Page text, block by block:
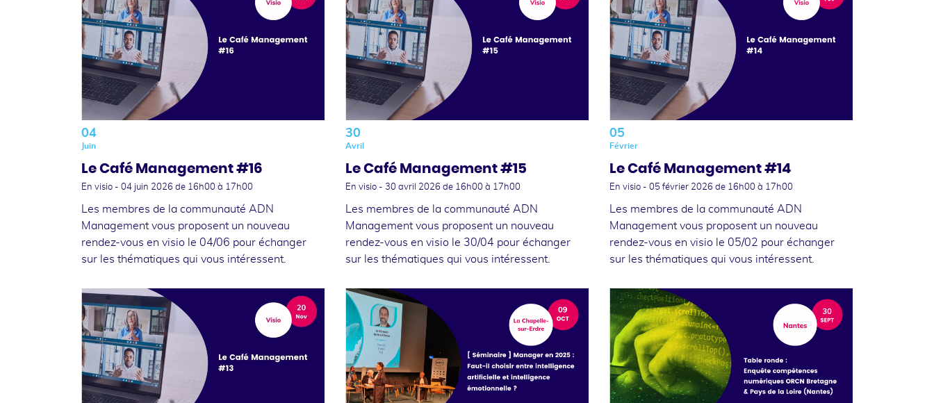
04
Juin
Le Café Management #16
En visio - 04 juin 2026 de 16h00 à 17h00
Les membres de la communauté ADN
Management vous proposent un nouveau
rendez-vous en visio le 04/06 pour échanger
sur les thématiques qui vous intéressent.
30
Avril
Le Café Management #15
En visio - 30 avril 2026 de 16h00 à 17h00
Les membres de la communauté ADN
Management vous proposent un nouveau
rendez-vous en visio le 30/04 pour échanger
sur les thématiques qui vous intéressent.
05
Février
Le Café Management #14
En visio - 05 février 2026 de 16h00 à 17h00
Les membres de la communauté ADN
Management vous proposent un nouveau
rendez-vous en visio le 05/02 pour échanger
sur les thématiques qui vous intéressent.